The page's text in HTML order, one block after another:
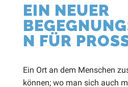
EIN NEUER
N FÜR
Ein Ort an dem Menschen
können; wo man sich auch